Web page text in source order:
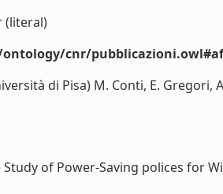
(literal)
cnr/
di Pisa) M. Conti, E.
of Power-Saving polices for